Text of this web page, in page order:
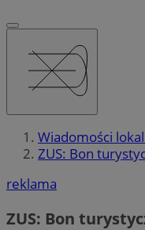
Wiadomości
ZUS: Bon
reklama
ZUS: Bon